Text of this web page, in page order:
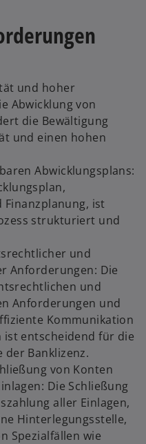
und hoher
Abwicklung von
die Bewältigung
und einen hohen
Abwicklungsplans:
Finanzplanung, ist
strukturiert und
und
Anforderungen: Die
und
Anforderungen und
Kommunikation
entscheidend für die
der Banklizenz.
von Konten
Die Schließung
aller Einlagen,
Hinterlegungsstelle,
Spezialfällen wie